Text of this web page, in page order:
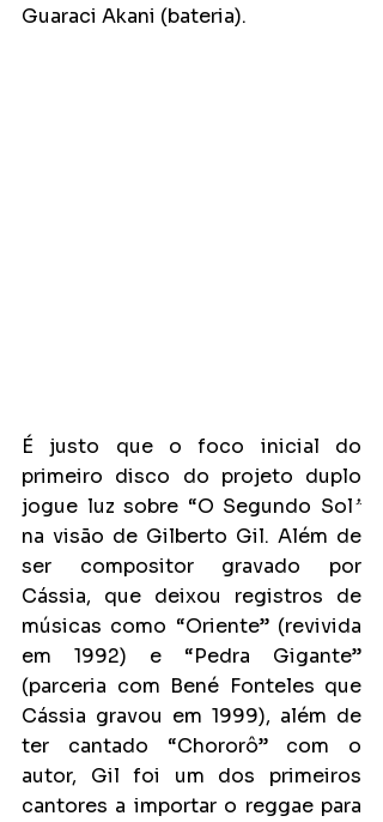
Guaraci Akani (bateria).
É justo que o foco inicial do
primeiro disco do projeto duplo
jogue luz sobre “O Segundo Sol”
na visão de Gilberto Gil. Além de
ser compositor gravado por
Cássia, que deixou registros de
músicas como “Oriente” (revivida
em 1992) e “Pedra Gigante”
(parceria com Bené Fonteles que
Cássia gravou em 1999), além de
ter cantado “Chororô” com o
autor, Gil foi um dos primeiros
cantores a importar o reggae para